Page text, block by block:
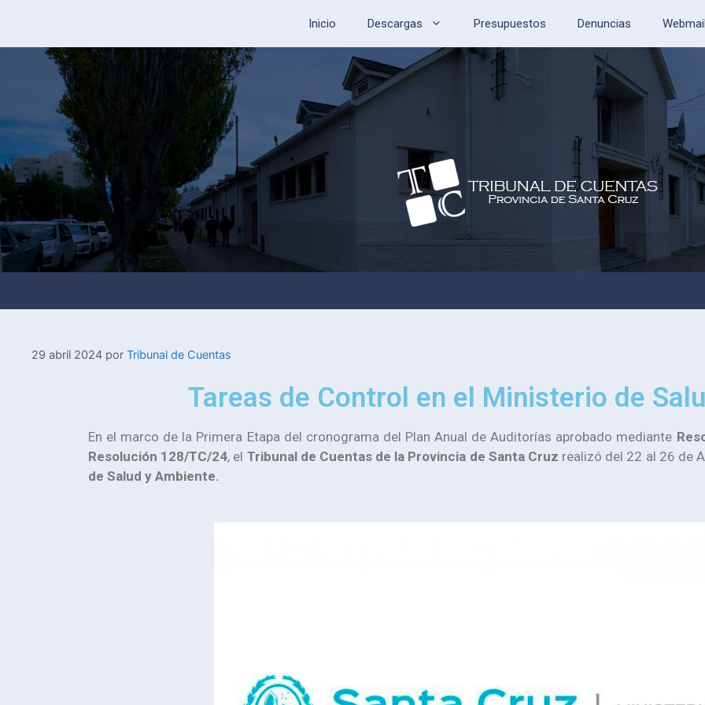
Inicio Descargas Presupuestos Denuncias
29 abril 2024 por Tribunal de Cuentas
Tareas de Control en el Ministerio de
En el marco de la Primera Etapa del cronograma del Plan Anual de Auditorías aprobado mediante
Resolución 128/TC/24, el Tribunal de Cuentas de la Provincia de Santa Cruz realizó del 22 al 26 de
de Salud y Ambiente.